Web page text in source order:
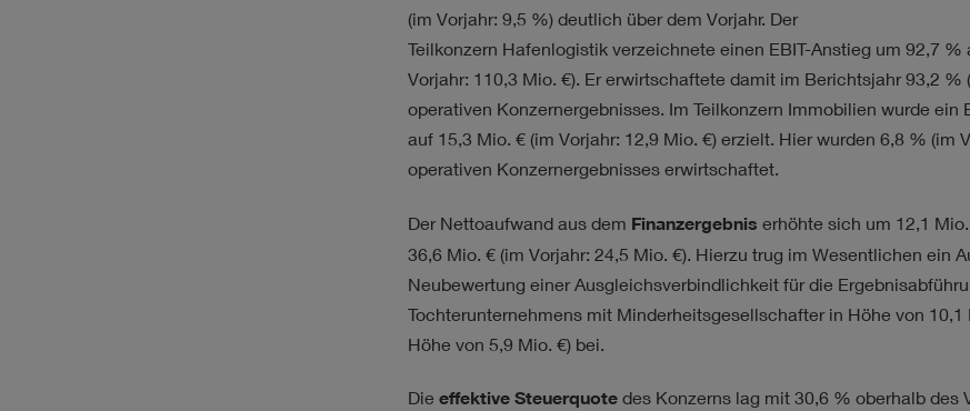
(im Vorjahr: 9,5 %) deutlich über dem Vorjahr. Der
Teilkonzern Hafenlogistik verzeichnete einen EBIT-Anstieg um 92,7 %
Vorjahr: 110,3 Mio. €). Er erwirtschaftete damit im Berichtsjahr 93,2 %
operativen Konzernergebnisses. Im Teilkonzern Immobilien wurde ein
auf 15,3 Mio. €(im Vorjahr: 12,9 Mio. €) erzielt. Hier wurden 6,8 % (im
operativen Konzernergebnisses erwirtschaftet.
Der Nettoaufwand aus dem Finanzergebnis erhöhte sich um 12,1
36,6 Mio. €(im Vorjahr: 24,5 Mio. €). Hierzu trug im Wesentlichen ein
Neubewertung einer Ausgleichsverbindlichkeit für die
Tochterunternehmens mit Minderheitsgesellschafter in Höhe von 10,1
Höhe von 5,9 Mio. €) bei.
Die effektive Steuerquotedes Konzerns lag mit 30,6 % oberhalb des